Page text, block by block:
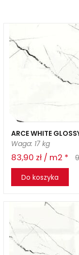
ARCE WHITE
Waga: 17 kg
83,90 zł / m2 *
Do koszyka